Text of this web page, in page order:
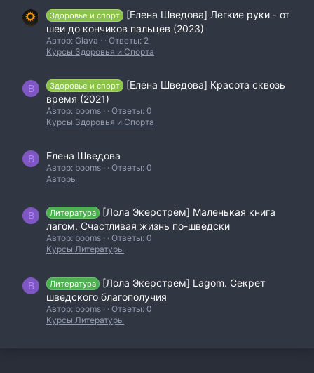
Здоровье и спорт
[Елена Шведова] Легкие руки - от
шеи до кончиков пальцев (2023)
Автор: Glava
Ответы: 2
Курсы Здоровья и Спорта
B Здоровье и спорт
[Елена Шведова] Красота сквозь
время (2021)
Автор: booms
Ответы: 0
Курсы Здоровья и Спорта
B Елена Шведова
Автор: booms
Ответы: 0
Авторы
B Литература
[Лола Экерстрём] Маленькая книга
лагом. Счастливая жизнь по-шведски
Автор: booms
Ответы: 0
Курсы Литературы
B Литература
[Лола Экерстрём] Lagom. Секрет
шведского благополучия
Автор: booms
Ответы: 0
Курсы Литературы